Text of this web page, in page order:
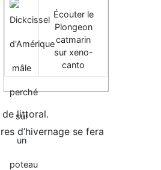
Écouter le
Plongeon
catmarin
sur xeno-
canto
de littoral.
d’hivernage se fera